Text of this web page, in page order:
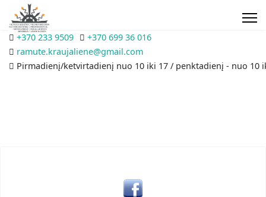
+370 233 9509
+370 699 36 016
ramute.kraujaliene@gmail.com
Pirmadienį/ketvirtadienį nuo 10 iki 17 / penktadienį - nuo 10